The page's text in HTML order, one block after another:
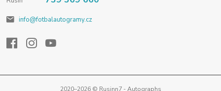
info@fotbalautogramy.cz
2020–2026 © Rusinn7 - Autographs